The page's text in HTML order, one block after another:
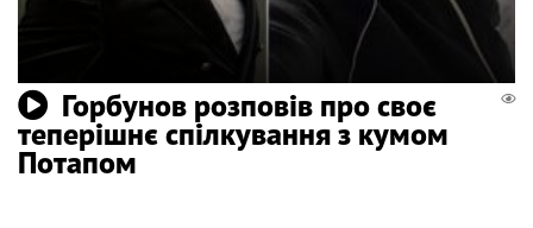
Горбунов розповів про своє
теперішнє спілкування з кумом
Потапом